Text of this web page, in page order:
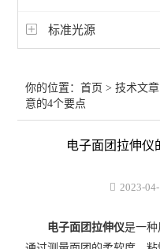
标准光源
你的位置：首页 >技术文章
意的4个要点
电子面团拉伸仪
2023-
电子面团拉伸仪是一